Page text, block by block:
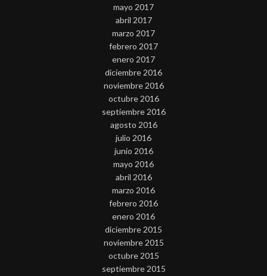
mayo 2017
abril 2017
marzo 2017
febrero 2017
enero 2017
diciembre 2016
noviembre 2016
octubre 2016
septiembre 2016
agosto 2016
julio 2016
junio 2016
mayo 2016
abril 2016
marzo 2016
febrero 2016
enero 2016
diciembre 2015
noviembre 2015
octubre 2015
septiembre 2015